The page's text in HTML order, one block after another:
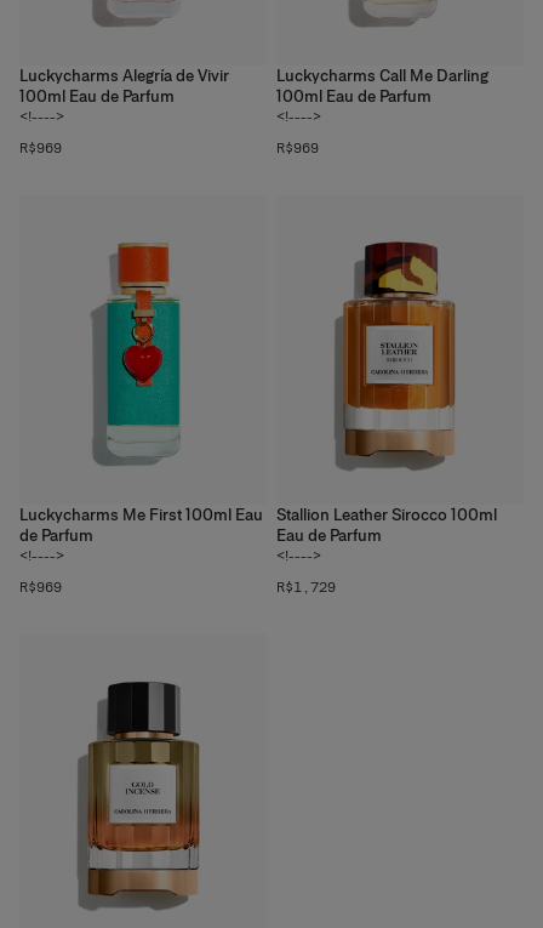
Luckycharms Alegría de Vivir
100ml Eau de Parfum
<!---->
R$969
Luckycharms Call Me Darling
100ml Eau de Parfum
<!---->
R$969
Luckycharms Me First 100ml Eau
de Parfum
<!---->
R$969
Stallion Leather Sirocco 100ml
Eau de Parfum
<!---->
R$1,729